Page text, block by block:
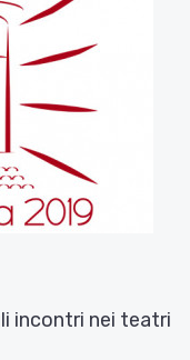
incontri nei teatri